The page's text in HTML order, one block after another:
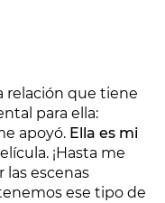
relación que tiene
para ella:
apoyó. Ella es mi
¡Hasta me
escenas
ese tipo de